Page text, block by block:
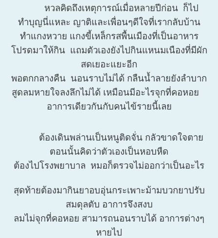
หวลคิดถึงเหตุการณ์เมื่อหลายปีก่อน ก็ไป
ทำบุญนี่แหละ ญาติและเพื่อนๆดีใจที่เรากลับบ้าน
ทำแกงหวาย แกงขี้เหล็กรสพื้นเมืองที่เป็นอาหาร
โปรดมาให้กิน แถมตัวเองยังไปกินแหนมเนืองที่มีผัก
สดเยอะแยะอีก
พอตกกลางคืน นอนราบไม่ได้ กลืนน้ำลายยังลำบาก
สูดลมหายใจลงลึกไม่ได้ เหมือนมีอะไรจุกที่คอหอย
อาการเดียวกันกับคนไข้รายนี้เลย
ต้องเดินพล่านเป็นหนูติดจั่น กลัวขาดใจตาย
ตอนนั้นคิดว่าตัวเองเป็นหอบหืด
ต้องไปโรงพยาบาล หมอก็ตรวจไม่ออกว่าเป็นอะไร
สุดท้ายต้องมากินยาอบอุ่นกระเพาะม้ามบวกยาปรับ
สมดุลตับ อาการจึงสงบ
ลมไม่จุกที่คอหอย สามารถนอนราบได้ อาการต่างๆ
หายไป